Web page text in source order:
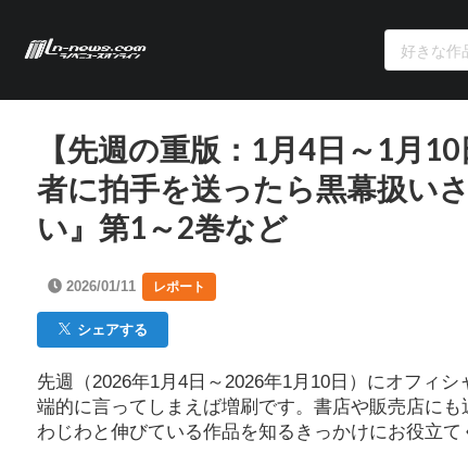
【先週の重版：1月4日～1月
者に拍手を送ったら黒幕扱い
い』第1～2巻など
2026/01/11 レポート
シェアする
先週（2026年1月4日～2026年1月10日）にオフィ
端的に言ってしまえば増刷です。書店や販売店に
わじわと伸びている作品を知るきっかけにお役立て